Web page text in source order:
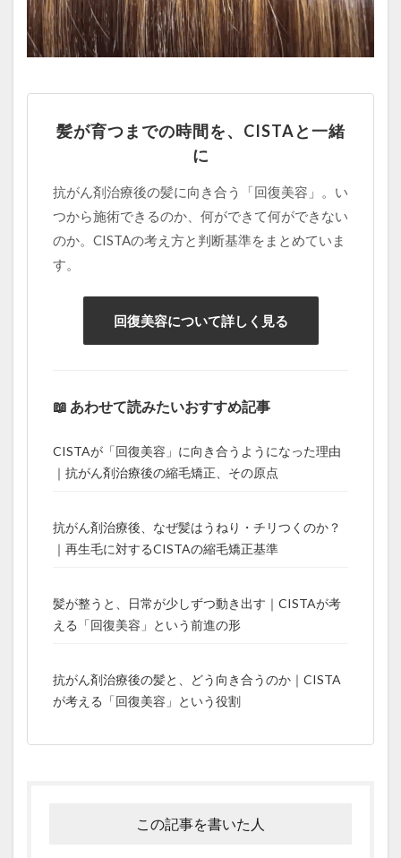
髪が育つまでの時間を、CISTAと一緒
に
抗がん剤治療後の髪に向き合う「回復美容」。い
つから施術できるのか、何ができて何ができない
のか。CISTAの考え方と判断基準をまとめていま
す。
回復美容について詳しく見る
📖 あわせて読みたいおすすめ記事
CISTAが「回復美容」に向き合うようになった理由
｜抗がん剤治療後の縮毛矯正、その原点
抗がん剤治療後、なぜ髪はうねり・チリつくのか？
｜再生毛に対するCISTAの縮毛矯正基準
髪が整うと、日常が少しずつ動き出す｜CISTAが考
える「回復美容」という前進の形
抗がん剤治療後の髪と、どう向き合うのか｜CISTA
が考える「回復美容」という役割
この記事を書いた人
髪質変化 髪質改善
髪質改善でゴワゴワ
髪質改善の失敗
髪質改善失敗